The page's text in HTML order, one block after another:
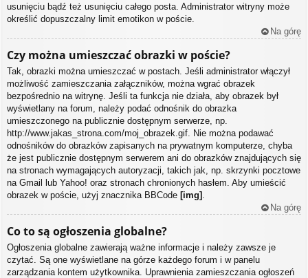
usunięciu bądź też usunięciu całego posta. Administrator witryny może
określić dopuszczalny limit emotikon w poście.
Na górę
Czy można umieszczać obrazki w poście?
Tak, obrazki można umieszczać w postach. Jeśli administrator włączył
możliwość zamieszczania załączników, można wgrać obrazek
bezpośrednio na witrynę. Jeśli ta funkcja nie działa, aby obrazek był
wyświetlany na forum, należy podać odnośnik do obrazka
umieszczonego na publicznie dostępnym serwerze, np.
http://www.jakas_strona.com/moj_obrazek.gif. Nie można podawać
odnośników do obrazków zapisanych na prywatnym komputerze, chyba
że jest publicznie dostępnym serwerem ani do obrazków znajdujących się
na stronach wymagających autoryzacji, takich jak, np. skrzynki pocztowe
na Gmail lub Yahoo! oraz stronach chronionych hasłem. Aby umieścić
obrazek w poście, użyj znacznika BBCode [img]
Na górę
Co to są ogłoszenia globalne?
Ogłoszenia globalne zawierają ważne informacje i należy zawsze je
czytać. Są one wyświetlane na górze każdego forum i w panelu
zarządzania kontem użytkownika. Uprawnienia zamieszczania ogłoszeń